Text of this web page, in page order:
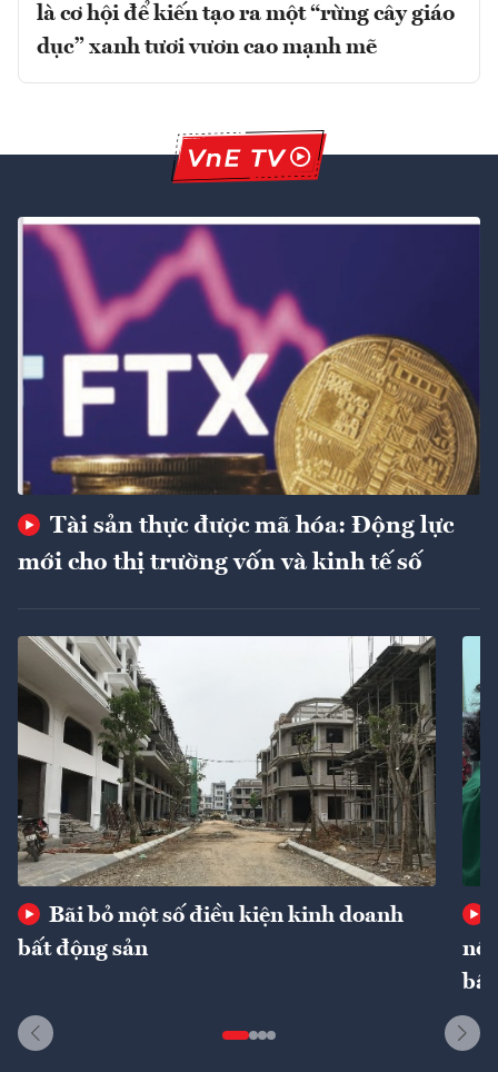
là cơ hội để kiến tạo ra một “rừng cây giáo
dục” xanh tươi vươn cao mạnh mẽ
Tài sản thực được mã hóa: Động lực
mới cho thị trường vốn và kinh tế số
Bãi bỏ một số điều kiện kinh doanh
bất động sản